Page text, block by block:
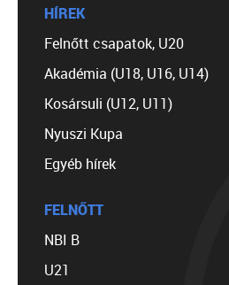
HÍREK
Felnőtt csapatok, U20
Akadémia (U18, U16, U14)
Kosársuli (U12, U11)
Nyuszi Kupa
Egyéb hírek
FELNŐTT
NBI B
U21